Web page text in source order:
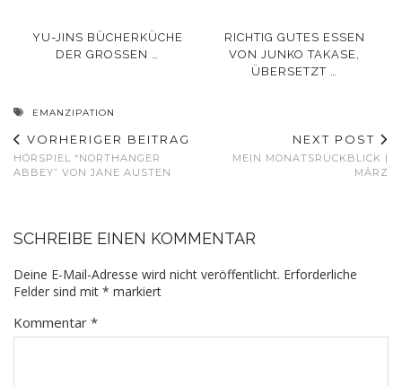
YU-JINS BÜCHERKÜCHE
DER GROSSEN …
RICHTIG GUTES ESSEN
VON JUNKO TAKASE,
ÜBERSETZT …
EMANZIPATION
VORHERIGER BEITRAG
HÖRSPIEL “NORTHANGER
ABBEY” VON JANE AUSTEN
NEXT POST
MEIN MONATSRÜCKBLICK |
MÄRZ
SCHREIBE EINEN KOMMENTAR
Deine E-Mail-Adresse wird nicht veröffentlicht. Erforderliche
Felder sind mit * markiert
Kommentar *